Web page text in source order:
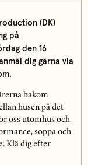
(DK)
på
den 16
dig gärna via
bakom
husen på det
oss utomhus och
soppa och
Klä dig efter